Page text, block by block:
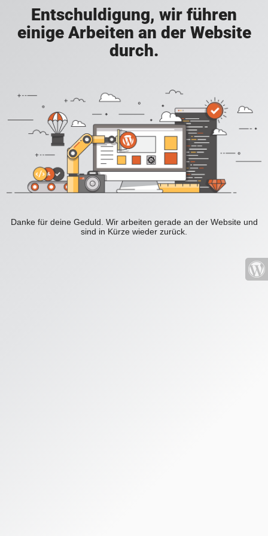
Entschuldigung, wir führen
einige Arbeiten an der Website
durch.
Danke für deine Geduld. Wir arbeiten gerade an der Website und
sind in Kürze wieder zurück.